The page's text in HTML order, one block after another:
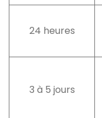
24 heures
3 à 5 jours